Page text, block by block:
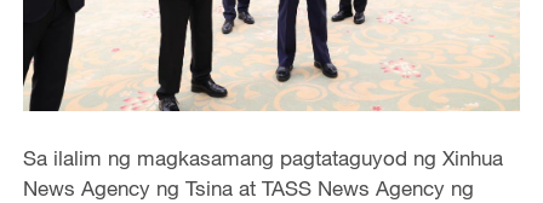
Sa ilalim ng magkasamang pagtataguyod ng Xinhua
News Agency ng Tsina at TASS News Agency ng